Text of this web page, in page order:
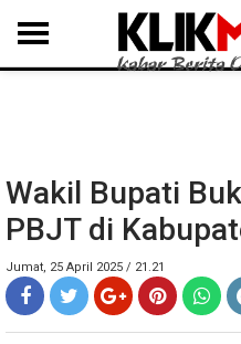
MEDAN LANGKAT DAIRI
Wakil Bupati
PBJT di
Jumat, 25 April 2025 / 21.21